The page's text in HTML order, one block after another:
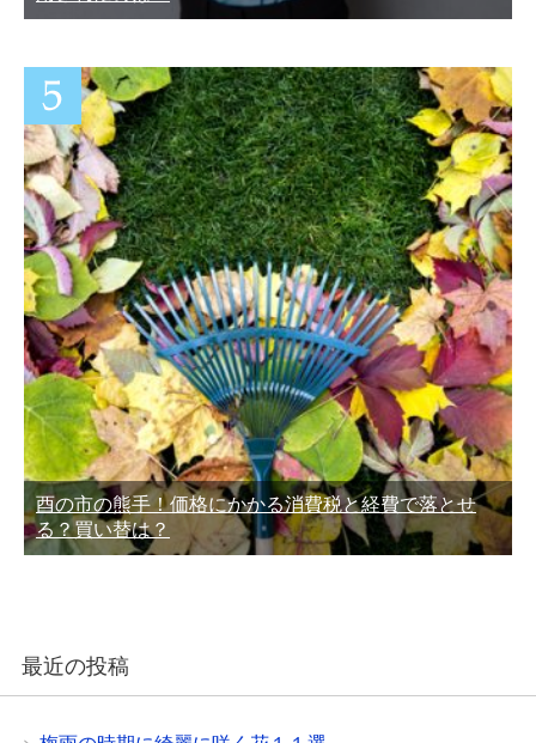
酉の市の熊手！価格にかかる消費税と経費で落とせ
る？買い替は？
最近の投稿